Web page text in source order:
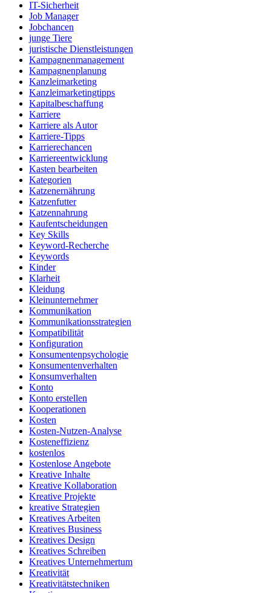
IT-Sicherheit
Job Manager
Jobchancen
junge Tiere
juristische Dienstleistungen
Kampagnenmanagement
Kampagnenplanung
Kanzleimarketing
Kanzleimarketingtipps
Kapitalbeschaffung
Karriere
Karriere als Autor
Karriere-Tipps
Karrierechancen
Karriereentwicklung
Kasten bearbeiten
Kategorien
Katzenernährung
Katzenfutter
Katzennahrung
Kaufentscheidungen
Key Skills
Keyword-Recherche
Keywords
Kinder
Klarheit
Kleidung
Kleinunternehmer
Kommunikation
Kommunikationsstrategien
Kompatibilität
Konfiguration
Konsumentenpsychologie
Konsumentenverhalten
Konsumverhalten
Konto
Konto erstellen
Kooperationen
Kosten
Kosten-Nutzen-Analyse
Kosteneffizienz
kostenlos
Kostenlose Angebote
Kreative Inhalte
Kreative Kollaboration
Kreative Projekte
kreative Strategien
Kreatives Arbeiten
Kreatives Business
Kreatives Design
Kreatives Schreiben
Kreatives Unternehmertum
Kreativität
Kreativitätstechniken